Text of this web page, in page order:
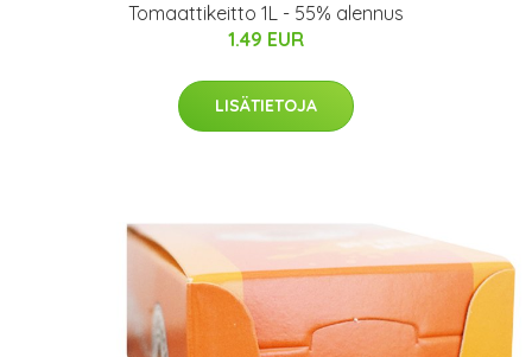
Tomaattikeitto 1L - 55% alennus
1.49 EUR
LISÄTIETOJA